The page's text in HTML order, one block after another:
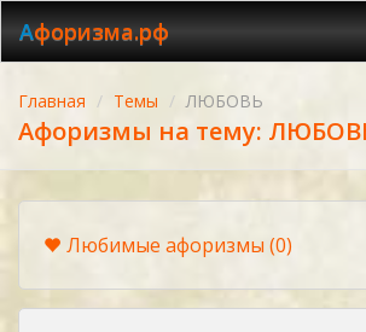
Афоризма.рф
Главная Темы ЛЮБОВЬ
Афоризмы на тему:
Любимые афоризмы (0)